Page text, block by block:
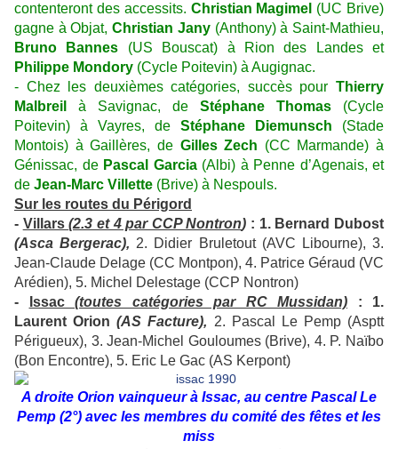
contenteront des accessits. Christian Magimel (UC Brive)
gagne à Objat,Christian Jany(Anthony) à Saint-Mathieu,
Bruno Bannes (US Bouscat) à Rion des Landes et
Philippe Mondory (Cycle Poitevin) à Augignac.
- Chez les deuxièmes catégories, succès pour Thierry
Malbreil
à Savignac, de Stéphane Thomas (Cycle
Poitevin) à Vayres, de Stéphane Diemunsch (Stade
Montois) à Gaillères, de Gilles Zech (CC Marmande) à
Génissac, de Pascal Garcia(Albi) à Penne d’Agenais, et
de Jean-Marc Villette (Brive) à Nespouls.
Sur les routes du Périgord
- Villars(2.3 et 4 par CCP Nontron) : 1. Bernard Dubost
(Asca Bergerac), 2. Didier Bruletout (AVC Libourne), 3.
Jean-Claude Delage (CC Montpon), 4. Patrice Géraud (VC
Arédien), 5. Michel Delestage (CCP Nontron)
-
Issac (toutes catégories par RC Mussidan) : 1.
Laurent Orion(AS Facture), 2. Pascal Le Pemp (Asptt
Périgueux), 3. Jean-Michel Gouloumes (Brive), 4. P. Naïbo
(Bon Encontre), 5. Eric Le Gac (AS Kerpont)
A droite Orion vainqueur à Issac, au centre Pascal Le
Pemp (2°) avec les membres du comité des fêtes et les
miss